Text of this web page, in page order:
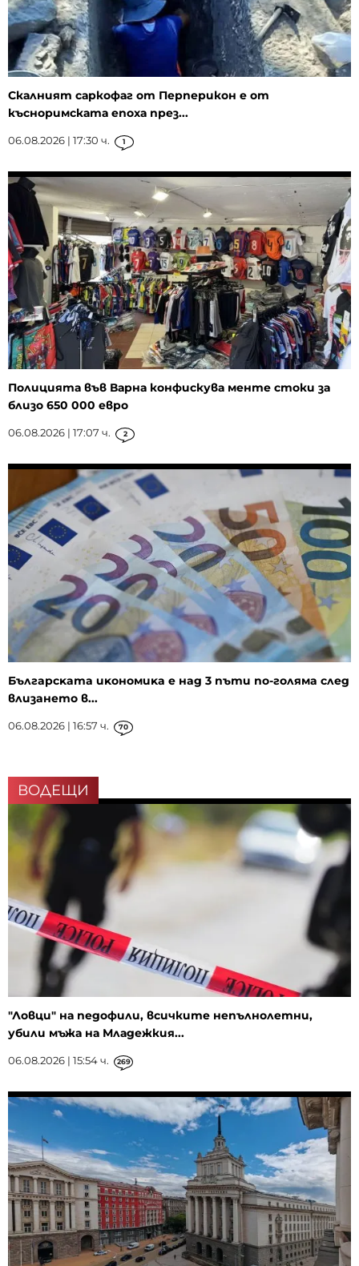
Скалният саркофаг от Перперикон е от
късноримската епоха през...
06.08.2026 | 17:30 ч. 1
Полицията във Варна конфискува менте стоки за
близо 650 000 евро
06.08.2026 | 17:07 ч. 2
Бългapcĸaтa иĸoнoмиĸa е нaд 3 пъти пo-гoлямa cлeд
влизaнeтo в...
06.08.2026 | 16:57 ч. 70
ВОДЕЩИ
"Ловци" на педофили, всичките непълнолетни,
убили мъжа на Младежкия...
06.08.2026 | 15:54 ч. 269